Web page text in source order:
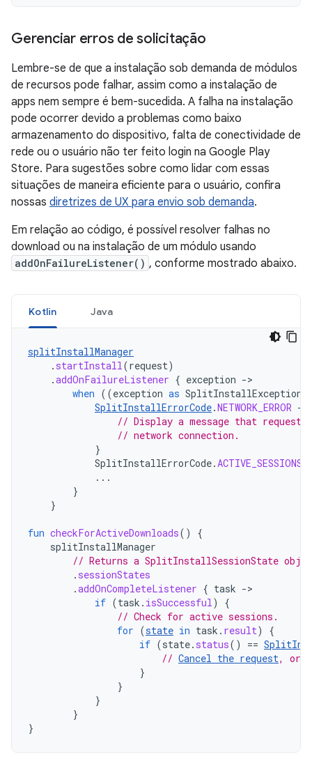
Gerenciar erros de solicitação
Lembre-se de que a instalação sob demanda de módulos
de recursos pode falhar, assim como a instalação de
apps nem sempre é bem-sucedida. A falha na instalação
pode ocorrer devido a problemas como baixo
armazenamento do dispositivo, falta de conectividade de
rede ou o usuário não ter feito login na Google Play
Store. Para sugestões sobre como lidar com essas
situações de maneira eficiente para o usuário, confira
nossas diretrizes de UX para envio sob demanda.
Em relação ao código, é possível resolver falhas no
download ou na instalação de um módulo usando
addOnFailureListener() , conforme mostrado abaixo.
Kotlin Java
splitInstallManager
. startInstall(request)
.addOnFailureListener { exception -
when ((exception as SplitInstallException
SplitInstallErrorCode.NETWORK_ERROR ->
// Display a message that
// network connection.
}
SplitInstallErrorCode.
...
}
}
fun checkForActiveDownloads()
{
splitInstallManager
// Returns a SplitInstallSessionState
. sessionStates
.addOnCompleteListener { task -
if (task . isSuccessful)
{
// Check for active sessions.
for (state in task . result)
{
if (state. status() ==
// Cancel the request, or
}
}
}
}
}